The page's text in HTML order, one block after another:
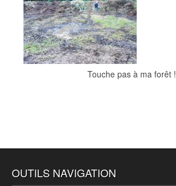
Touche pas à ma forêt !
OUTILS NAVIGATION